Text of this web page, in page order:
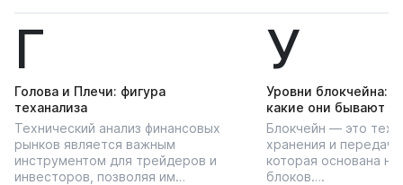
Г
Голова и Плечи: фигура
теханализа
Технический анализ финансовых
рынков является важным
инструментом для трейдеров и
инвесторов, позволяя им…
У
Уровни блокчейна:
какие они бывают
Блокчейн — это
хранения и
которая основана
блоков….